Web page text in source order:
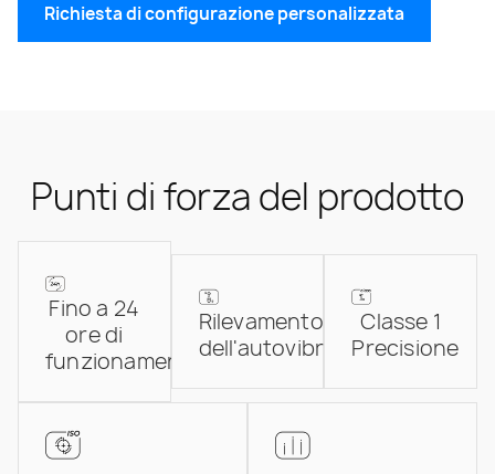
Richiesta di configurazione personalizzata
Punti di forza del prodotto
Fino a 24
ore di
funzionamento
Rilevamento
dell'autovibrazione
Classe 1
Precisione